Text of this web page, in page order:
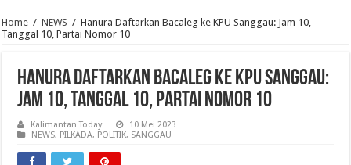
Home / NEWS / Hanura Daftarkan Bacaleg ke KPU Sanggau: Jam 10,
Tanggal 10, Partai Nomor 10
Hanura Daftarkan Bacaleg ke KPU Sanggau:
Jam 10, Tanggal 10, Partai Nomor 10
Kalimantan Today
10 Mei 2023
NEWS, PILKADA, POLITIK, SANGGAU